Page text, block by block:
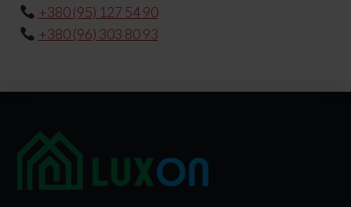
+380 (95) 127 54 90
+380 (96) 303 80 93